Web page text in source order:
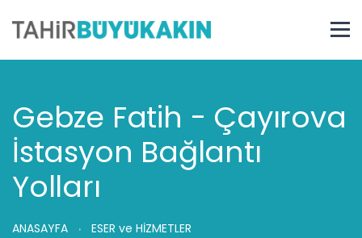
Gebze Fatih - Çayırova
İstasyon Bağlantı
Yolları
ANASAYFA ESER ve HİZMETLER